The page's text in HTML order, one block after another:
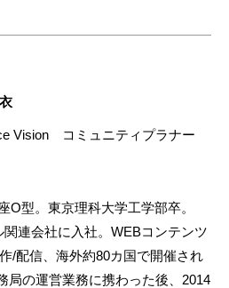
Vision コミュニティプラナー
O型。東京理科大学工学部卒。
連会社に入社。WEBコンテンツ
/配信、海外約80カ国で開催され
局の運営業務に携わった後、2014